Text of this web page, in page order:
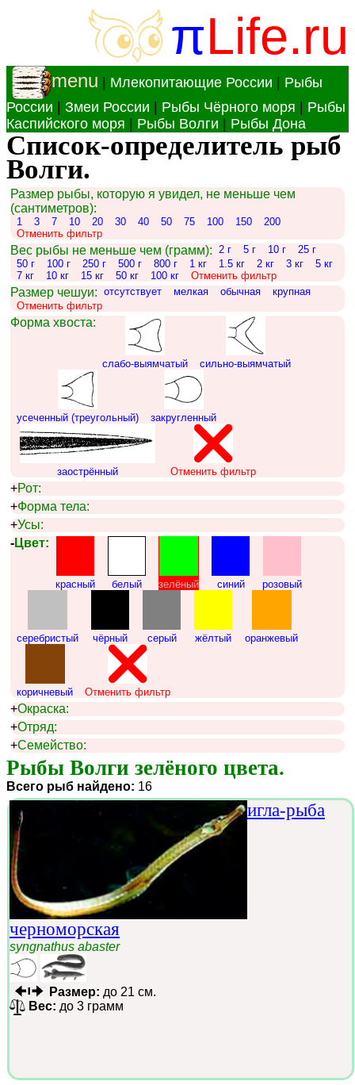
πLife.ru
menu Млекопитающие России
Рыбы
России
Змеи России Рыбы Чёрного моря
Рыбы
Каспийского моря
Рыбы Волги Рыбы Дона
Список-определитель рыб
Волги.
Размер рыбы, которую я увидел, не меньше чем
(сантиметров):
1 3 7 10 20 30 40 50 75 100 150
200
Отменить фильтр
Вес рыбы не меньше чем (грамм): 2 г 5 г 10 г
25 г
50 г
100 г 250 г 500 г 800 г 1 кг 1.5 кг 2 кг 3 кг
5 кг
7 кг
10 кг 15 кг 50 кг 100 кг Отменить фильтр
Размер чешуи: отсутствует мелкая обычная
крупная
Отменить фильтр
Форма хвоста:
слабо-выямчатый сильно-выямчатый
усеченный (треугольный) закругленный
заострённый Отменить фильтр
+Рот:
+Форма тела:
+Усы:
-Цвет:
красный белый зелёный синий розовый
серебристый чёрный серый жёлтый оранжевый
коричневый Отменить фильтр
+Окраска:
+Отряд:
+Семейство:
Рыбы Волги зелёного цвета.
Всего рыб найдено: 16
игла-рыба
черноморская
syngnathus abaster
Размер: до 21 см.
Вес: до 3 грамм